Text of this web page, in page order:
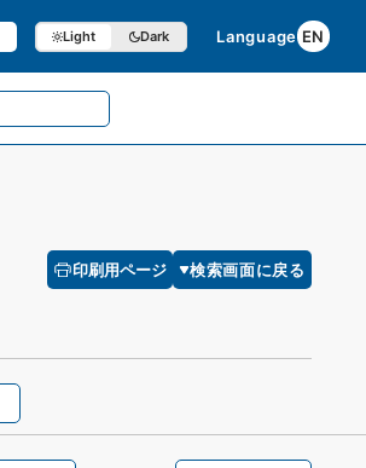
Light Dark Language EN
印刷用ページ 検索画面に戻る